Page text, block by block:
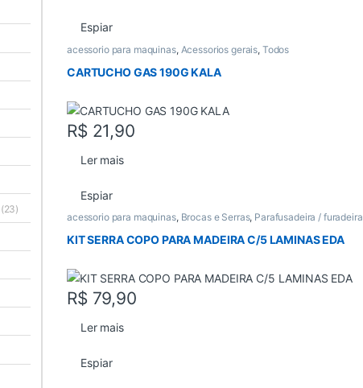
Espiar
acessorio para maquinas, Acessorios gerais, Todos
CARTUCHO GAS 190G KALA
R$ 21,90
Ler mais
Espiar
acessorio para maquinas, Brocas e Serras, Parafusadeira / furadeira
KIT SERRA COPO PARA MADEIRA C/5 LAMINAS EDA
R$ 79,90
Ler mais
Espiar
(23)